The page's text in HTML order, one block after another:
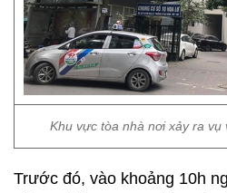
Khu vực tòa nhà nơi xảy ra vụ
Trước đó, vào khoảng 10h